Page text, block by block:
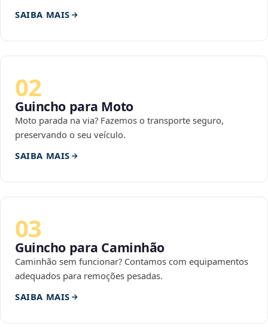
SAIBA MAIS
02
Guincho para Moto
Moto parada na via? Fazemos o transporte seguro,
preservando o seu veículo.
SAIBA MAIS
03
Guincho para Caminhão
Caminhão sem funcionar? Contamos com equipamentos
adequados para remoções pesadas.
SAIBA MAIS